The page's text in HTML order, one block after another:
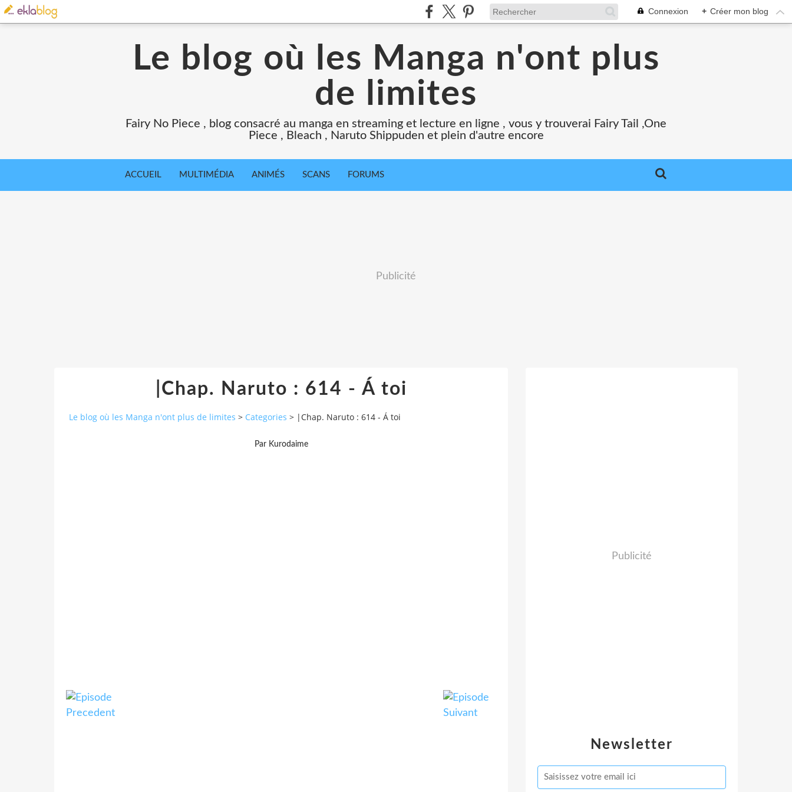
Connexion + Créer mon blog
Le blog où les Manga n'ont plus
de limites
Fairy No Piece , blog consacré au manga en streaming et lecture en ligne , vous y trouverai Fairy Tail ,One
Piece , Bleach , Naruto Shippuden et plein d'autre encore
ACCUEIL MULTIMÉDIA ANIMÉS SCANS FORUMS
Publicité
|Chap. Naruto : 614 - Á toi
Le blog où les Manga n'ont plus de limites > Categories > |Chap. Naruto : 614 - Á toi
Par Kurodaime
Newsletter
Publicité